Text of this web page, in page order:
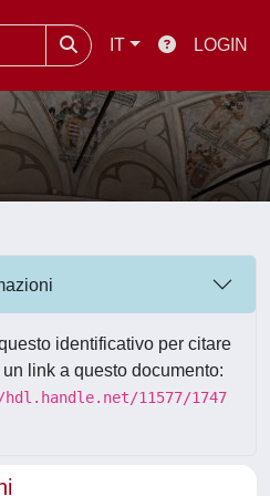
IT LOGIN
identificativo per citare
link a questo documento:
11577/1747